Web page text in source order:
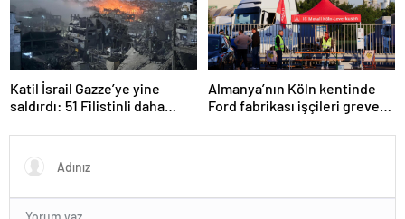
Katil İsrail Gazze’ye yine
saldırdı: 51 Filistinli daha
Almanya’nın Köln kentinde
Ford fabrikası işçileri greve